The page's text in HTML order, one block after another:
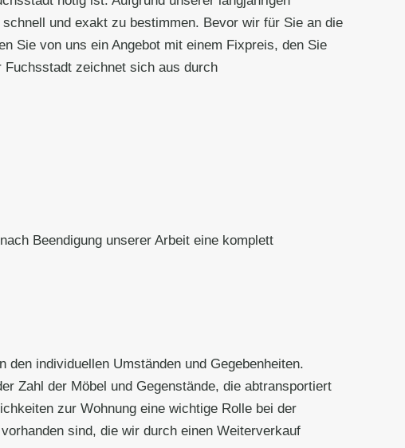
und exakt zu bestimmen. Bevor wir für Sie an die
Sie von uns ein Angebot mit einem Fixpreis, den Sie
zeichnet sich aus durch
Beendigung unserer Arbeit eine komplett
individuellen Umständen und Gegebenheiten.
Zahl der Möbel und Gegenstände, die abtransportiert
zur Wohnung eine wichtige Rolle bei der
sind, die wir durch einen Weiterverkauf